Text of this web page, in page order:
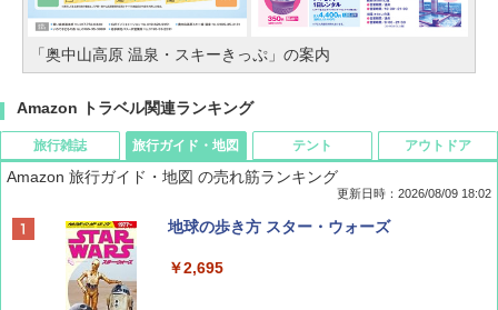
「奥中山高原 温泉・スキーきっぷ」の案内
Amazon トラベル関連ランキング
旅行雑誌
BE-PAL(ビ-パル) 2026年 9 月号【特別付録:
旅行ガイド・地図
Amazon 旅行ガイド・地図 の売れ筋ランキング
更新日時：2026/08/09 18:02
地球の歩き方 スター・ウォーズ
￥2,695
テント アウトドア